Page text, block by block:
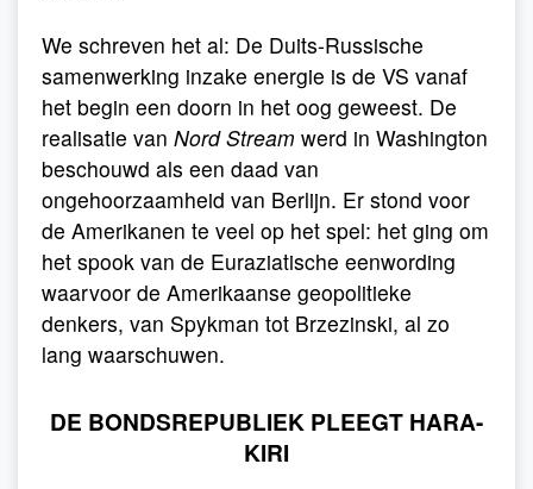
We schreven het al: De Duits-Russische
samenwerking inzake energie is de VS vanaf
het begin een doorn in het oog geweest. De
realisatie van Nord Stream werd in Washington
beschouwd als een daad van
ongehoorzaamheid van Berlijn. Er stond voor
de Amerikanen te veel op het spel: het ging om
het spook van de Euraziatische eenwording
waarvoor de Amerikaanse geopolitieke
denkers, van Spykman tot Brzezinski, al zo
lang waarschuwen.
DE BONDSREPUBLIEK PLEEGT HARA-
KIRI